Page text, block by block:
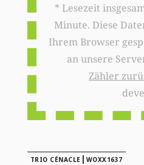
* Lesezeit
Minute. Diese
Ihrem Browser
an unsere
Zähler
TRIO CÉNACLE | WOXX1637